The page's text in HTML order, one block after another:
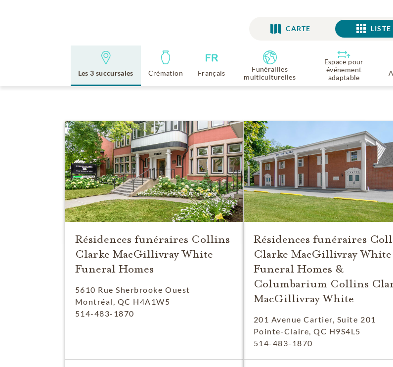
CARTE LISTE
LISTE
Les 3 succursales Crémation Français
Funérailles
multiculturelles
Espace pour
événement
adaptable
Résidences funéraires Collins
Clarke MacGillivray White
Funeral Homes
5610 Rue Sherbrooke Ouest
Montréal, QC H4A1W5
514-483-1870
Résidences funéraires
Clarke MacGillivray White
Funeral Homes &
Columbarium Collins
MacGillivray White
201 Avenue Cartier, Suite 201
Pointe-Claire, QC H9S4L5
514-483-1870